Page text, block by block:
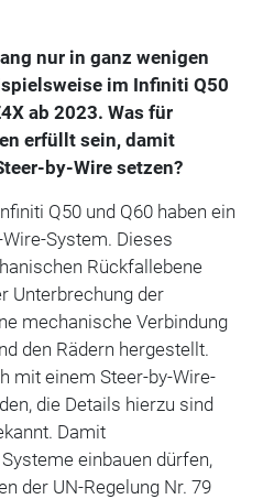
nur in ganz wenigen
im Infiniti Q50
ab 2023. Was für
erfüllt sein, damit
by-Wire setzen?
Q50 und Q60 haben ein
System. Dieses
Rückfallebene
Unterbrechung der
mechanische Verbindung
den Rädern hergestellt.
mit einem Steer-by-Wire-
die Details hierzu sind
Damit
einbauen dürfen,
der UN-Regelung Nr. 79